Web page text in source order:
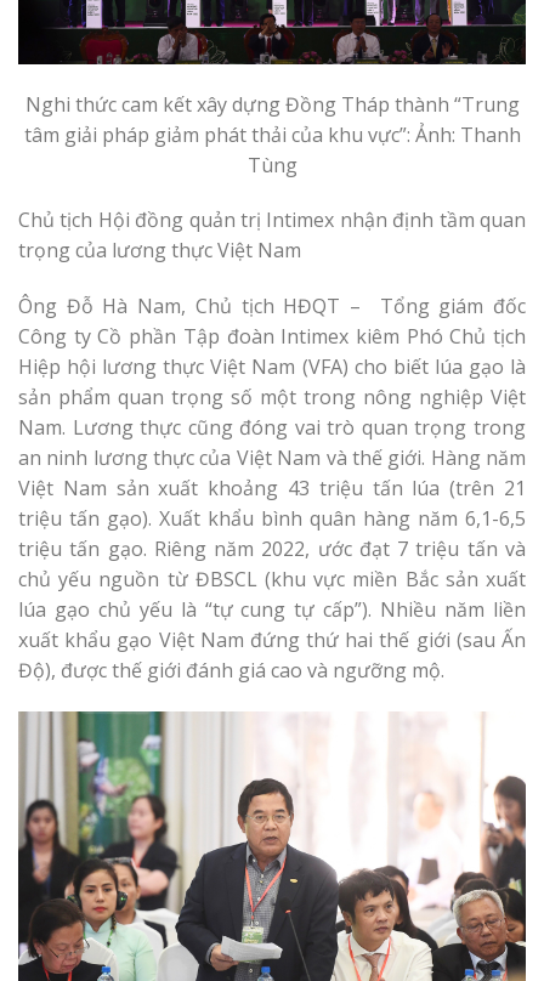
Nghi thức cam kết xây dựng Đồng Tháp thành “Trung
tâm giải pháp giảm phát thải của khu vực”: Ảnh: Thanh
Tùng
Chủ tịch Hội đồng quản trị Intimex nhận định tầm quan
trọng của lương thực Việt Nam
Ông Đỗ Hà Nam, Chủ tịch HĐQT – Tổng giám đốc
Công ty Cồ phần Tập đoàn Intimex kiêm Phó Chủ tịch
Hiệp hội lương thực Việt Nam (VFA) cho biết lúa gạo là
sản phẩm quan trọng số một trong nông nghiệp Việt
Nam. Lương thực cũng đóng vai trò quan trọng trong
an ninh lương thực của Việt Nam và thế giới. Hàng năm
Việt Nam sản xuất khoảng 43 triệu tấn lúa (trên 21
triệu tấn gạo). Xuất khẩu bình quân hàng năm 6,1-6,5
triệu tấn gạo. Riêng năm 2022, ước đạt 7 triệu tấn và
chủ yếu nguồn từ ĐBSCL (khu vực miền Bắc sản xuất
lúa gạo chủ yếu là “tự cung tự cấp”). Nhiều năm liền
xuất khẩu gạo Việt Nam đứng thứ hai thế giới (sau Ấn
Độ), được thế giới đánh giá cao và ngưỡng mộ.